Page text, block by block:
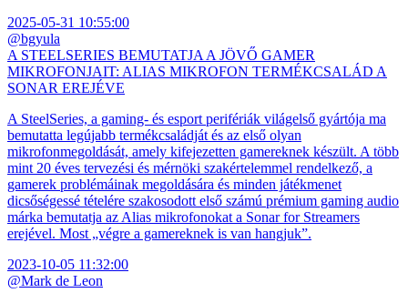
2025-05-31 10:55:00
@bgyula
A STEELSERIES BEMUTATJA A JÖVŐ GAMER
MIKROFONJAIT: ALIAS MIKROFON TERMÉKCSALÁD A
SONAR EREJÉVE
A SteelSeries, a gaming- és esport perifériák világelső gyártója ma
bemutatta legújabb termékcsaládját és az első olyan
mikrofonmegoldását, amely kifejezetten gamereknek készült. A több
mint 20 éves tervezési és mérnöki szakértelemmel rendelkező, a
gamerek problémáinak megoldására és minden játékmenet
dicsőségessé tételére szakosodott első számú prémium gaming audio
márka bemutatja az Alias mikrofonokat a Sonar for Streamers
erejével. Most „végre a gamereknek is van hangjuk”.
2023-10-05 11:32:00
@Mark de Leon